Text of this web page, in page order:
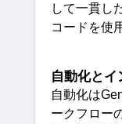
して一貫し
コードを使
自動化とイ
自動化は
ークフロー